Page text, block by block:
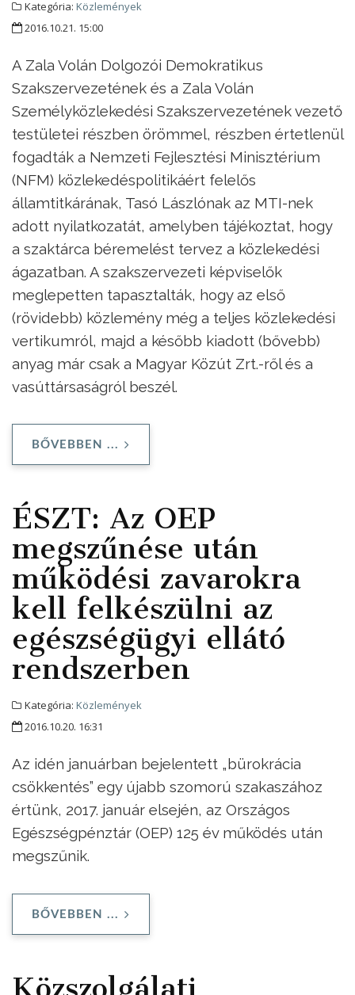
Kategória: Közlemények
2016.10.21. 15:00
A Zala Volán Dolgozói Demokratikus
Szakszervezetének és a Zala Volán
Személyközlekedési Szakszervezetének vezető
testületei részben örömmel, részben értetlenül
fogadták a Nemzeti Fejlesztési Minisztérium
(NFM) közlekedéspolitikáért felelős
államtitkárának, Tasó Lászlónak az MTI-nek
adott nyilatkozatát, amelyben tájékoztat, hogy
a szaktárca béremelést tervez a közlekedési
ágazatban. A szakszervezeti képviselők
meglepetten tapasztalták, hogy az első
(rövidebb) közlemény még a teljes közlekedési
vertikumról, majd a később kiadott (bővebb)
anyag már csak a Magyar Közút Zrt.-ről és a
vasúttársaságról beszél.
BŐVEBBEN ...
ÉSZT: Az OEP
megszűnése után
működési zavarokra
kell felkészülni az
egészségügyi ellátó
rendszerben
Kategória: Közlemények
2016.10.20. 16:31
Az idén januárban bejelentett „bürokrácia
csökkentés” egy újabb szomorú szakaszához
értünk, 2017. január elsején, az Országos
Egészségpénztár (OEP) 125 év működés után
megszűnik.
BŐVEBBEN ...
Közszolgálati